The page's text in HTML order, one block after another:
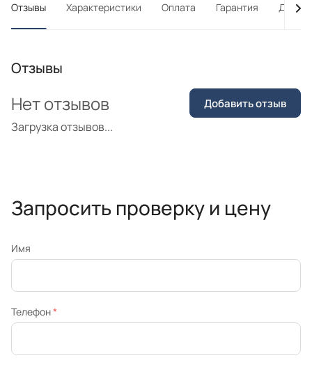
Отзывы Характеристики Оплата Гарантия
Отзывы
Загрузка отзывов...
Нет отзывов Добавить отзыв
Запросить проверку и цену
Имя
Телефон*